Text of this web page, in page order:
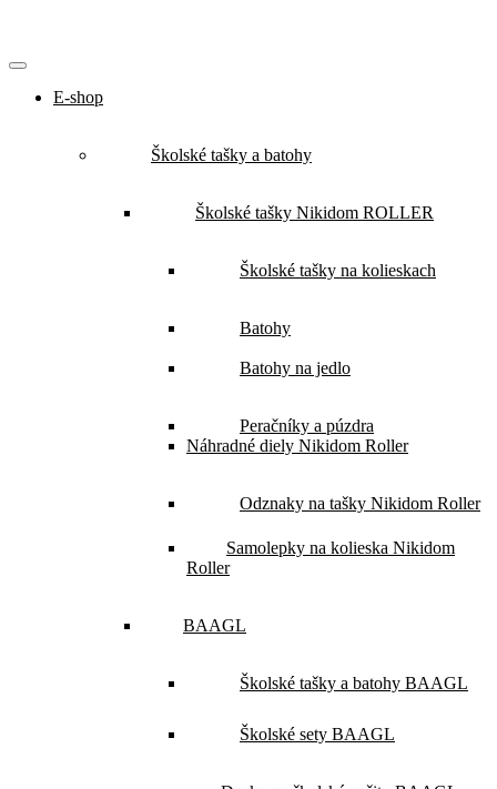
E-shop
Školské tašky a batohy
Školské tašky Nikidom ROLLER
Školské tašky na kolieskach
Batohy
Batohy na jedlo
Peračníky a púzdra
Náhradné diely Nikidom Roller
Odznaky na tašky Nikidom Roller
Samolepky na kolieska Nikidom
Roller
BAAGL
Školské tašky a batohy BAAGL
Školské sety BAAGL